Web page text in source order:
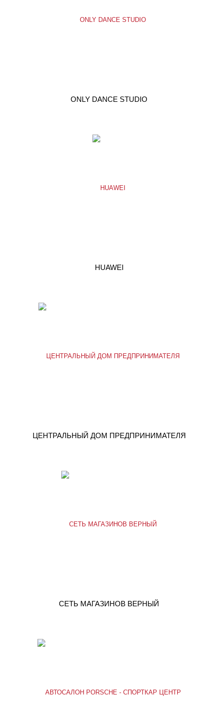
ONLY DANCE STUDIO
HUAWEI
ЦЕНТРАЛЬНЫЙ ДОМ ПРЕДПРИНИМАТЕЛЯ
СЕТЬ МАГАЗИНОВ ВЕРНЫЙ